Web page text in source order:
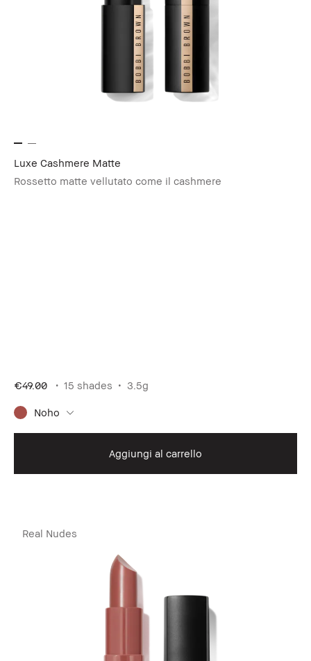
Luxe Cashmere Matte
Rossetto matte vellutato come il cashmere
€49.00 15 shades 3.5g
Noho
Aggiungi al carrello
Real Nudes